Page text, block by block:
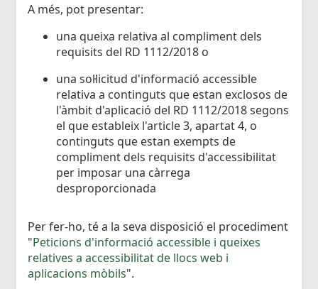
A més, pot presentar:
una queixa relativa al compliment dels
requisits del RD 1112/2018 o
una sol·licitud d'informació accessible
relativa a continguts que estan exclosos de
l'àmbit d'aplicació del RD 1112/2018 segons
el que estableix l'article 3, apartat 4, o
continguts que estan exempts de
compliment dels requisits d'accessibilitat
per imposar una càrrega
desproporcionada
Per fer-ho, té a la seva disposició el procediment
"Peticions d'informació accessible i queixes
relatives a accessibilitat de llocs web i
aplicacions mòbils".